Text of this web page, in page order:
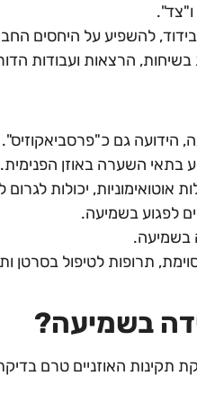
ו"צד".
להשפיע על היחסים
בשיחות, הרצאות ועבודות
הידועה גם כ"פרסביאקוזיס".
בתאי השערה באוזן הפנימית.
יכולות
לפגוע בשמיעה.
בשמיעה.
תרופות לטיפול בסרטן
בשמיעה?
תקינות האוזניים טרם